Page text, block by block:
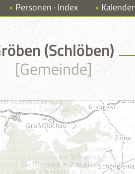
Personen · Index Kalender
(Schlöben)
[Gemeinde]